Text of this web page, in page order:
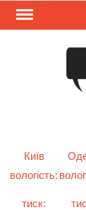
Skip
Київ
вологість:
тиск: